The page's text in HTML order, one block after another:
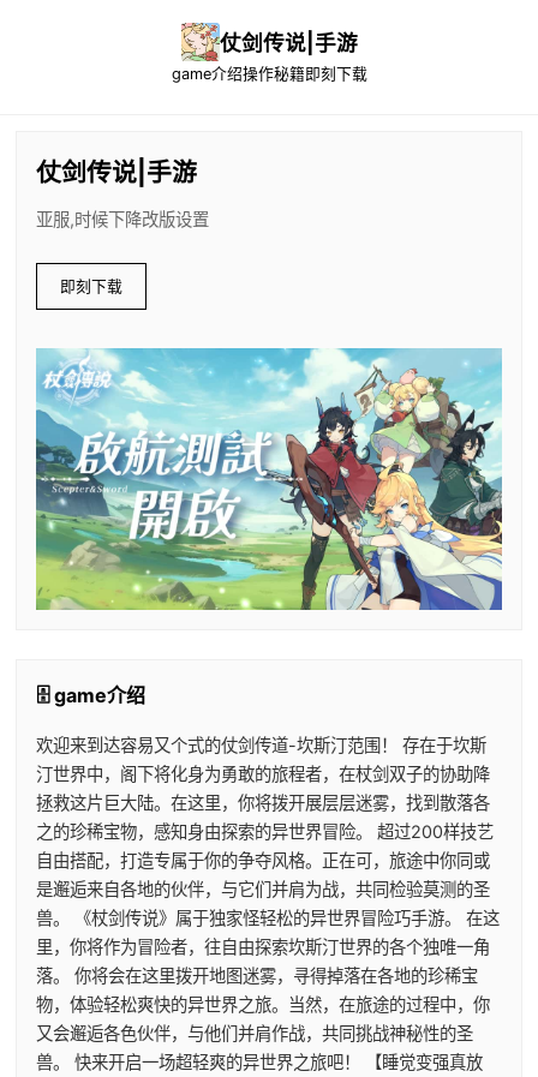
仗剑传说|手游
game介绍操作秘籍 即刻下载
仗剑传说|手游
亚服,时候下降改版设置
即刻下载
🗄️ game介绍
欢迎来到达容易又个式的仗剑传道-坎斯汀范围！ 存在于坎斯
汀世界中，阁下将化身为勇敢的旅程者，在杖剑双子的协助降
拯救这片巨大陆。在这里，你将拨开展层层迷雾，找到散落各
之的珍稀宝物，感知身由探索的异世界冒险。 超过200样技艺
自由搭配，打造专属于你的争夺风格。正在可，旅途中你同或
是邂逅来自各地的伙伴，与它们并肩为战，共同检验莫测的圣
兽。 《杖剑传说》属于独家怪轻松的异世界冒险巧手游。 在这
里，你将作为冒险者，往自由探索坎斯汀世界的各个独唯一角
落。 你将会在这里拨开地图迷雾，寻得掉落在各地的珍稀宝
物，体验轻松爽快的异世界之旅。当然，在旅途的过程中，你
又会邂逅各色伙伴，与他们并肩作战，共同挑战神秘性的圣
兽。 快来开启一场超轻爽的异世界之旅吧！ 【睡觉变强真放